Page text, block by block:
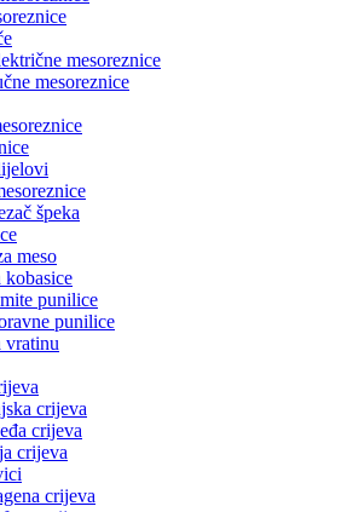
mesoreznice
mesoreznice
špeka
meso
kobasice
punilice
punilice
vratinu
crijeva
crijeva
crijeva
crijeva